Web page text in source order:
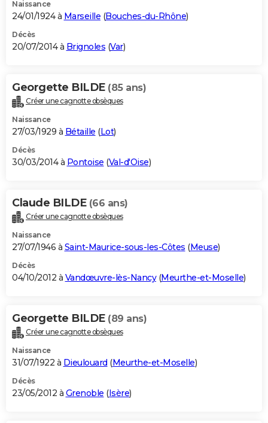
Naissance
24/01/1924 à Marseille (Bouches-du-Rhône)
Décès
20/07/2014 à Brignoles (Var)
Georgette BILDE (85 ans)
Créer une cagnotte obsèques
Naissance
27/03/1929 à Bétaille (Lot)
Décès
30/03/2014 à Pontoise (Val-d'Oise)
Claude BILDE (66 ans)
Créer une cagnotte obsèques
Naissance
27/07/1946 à Saint-Maurice-sous-les-Côtes (Meuse)
Décès
04/10/2012 à Vandœuvre-lès-Nancy(Meurthe-et-Moselle)
Georgette BILDE (89 ans)
Créer une cagnotte obsèques
Naissance
31/07/1922 à Dieulouard (Meurthe-et-Moselle)
Décès
23/05/2012 à Grenoble (Isère)